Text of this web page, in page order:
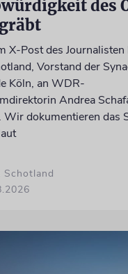
des
X-Post des Journalisten
Vorstand der
Köln, an WDR-
Andrea
Wir dokumentieren das
Schotland